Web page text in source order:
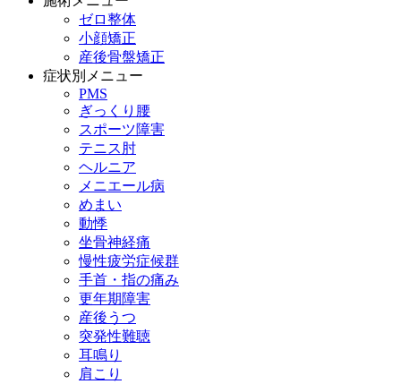
ゼロ整体
小顔矯正
産後骨盤矯正
症状別メニュー
PMS
ぎっくり腰
スポーツ障害
テニス肘
ヘルニア
メニエール病
めまい
動悸
坐骨神経痛
慢性疲労症候群
手首・指の痛み
更年期障害
産後うつ
突発性難聴
耳鳴り
肩こり